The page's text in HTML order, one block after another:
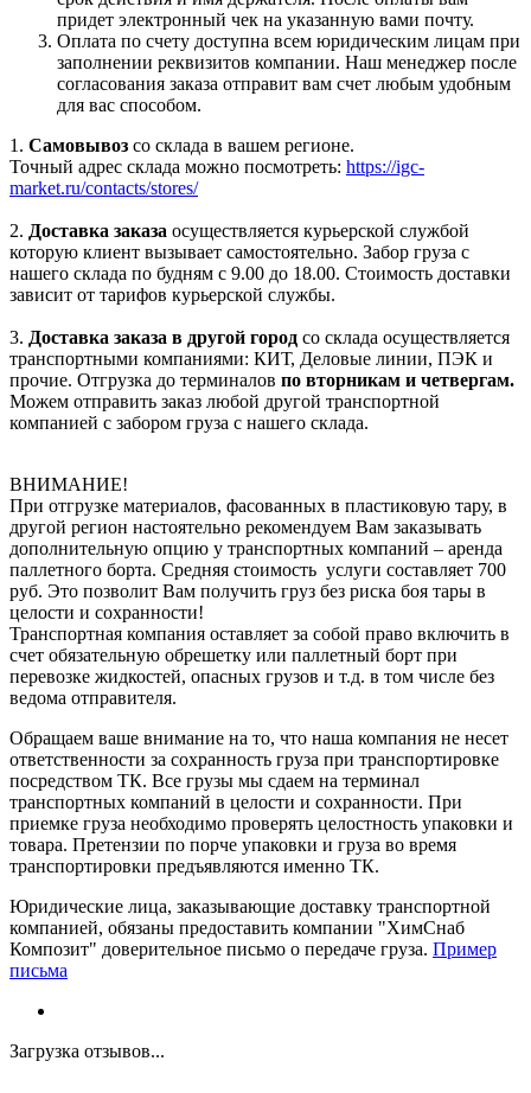
придет электронный чек на указанную вами почту.
Оплата по счету доступна всем юридическим лицам при
заполнении реквизитов компании. Наш менеджер после
согласования заказа отправит вам счет любым удобным
для вас способом.
1. Самовывоз со склада в вашем регионе.
Точный адрес склада можно посмотреть: https://igc-
market.ru/contacts/stores/
2. Доставка заказа осуществляется курьерской службой
которую клиент вызывает самостоятельно. Забор груза с
нашего склада по будням с 9.00 до 18.00. Стоимость доставки
зависит от тарифов курьерской службы.
3. Доставка заказа в другой город со склада осуществляется
транспортными компаниями: КИТ, Деловые линии, ПЭК и
прочие. Отгрузка до терминалов по вторникам и четвергам.
Можем отправить заказ любой другой транспортной
компанией с забором груза с нашего склада.
ВНИМАНИЕ!
При отгрузке материалов, фасованных в пластиковую тару, в
другой регион настоятельно рекомендуем Вам заказывать
дополнительную опцию у транспортных компаний – аренда
паллетного борта. Средняя стоимость услуги составляет 700
руб. Это позволит Вам получить груз без риска боя тары в
целости и сохранности!
Транспортная компания оставляет за собой право включить в
счет обязательную обрешетку или паллетный борт при
перевозке жидкостей, опасных грузов и т.д. в том числе без
ведома отправителя.
Обращаем ваше внимание на то, что наша компания не несет
ответственности за сохранность груза при транспортировке
посредством ТК. Все грузы мы сдаем на терминал
транспортных компаний в целости и сохранности. При
приемке груза необходимо проверять целостность упаковки и
товара. Претензии по порче упаковки и груза во время
транспортировки предъявляются именно ТК.
Юридические лица, заказывающие доставку транспортной
компанией, обязаны предоставить компании "ХимСнаб
Композит" доверительное письмо о передаче груза. Пример
письма
Загрузка отзывов...